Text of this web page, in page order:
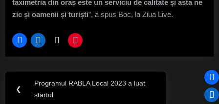
taximetria din oraș este un serviciu de calitate și asta ne
zic și oamenii și turiști”, a spus Boc, la Ziua Live.
Navigare
❮
Previous
Post:
Programul RABLA Local 2023 a luat
startul